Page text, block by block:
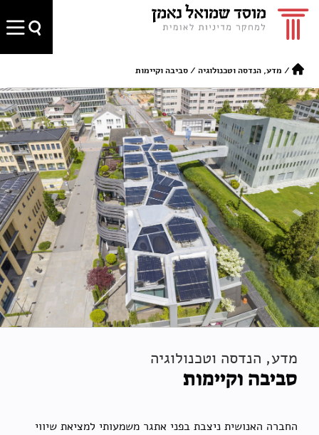
/ מדע, הנדסה וטכנולוגיה /סביבה וקיימות
מדע, הנדסה וטכנולוגיה
סביבה וקיימות
החברה האנושית ניצבת בפני אתגר משמעותי למציאת שיווי